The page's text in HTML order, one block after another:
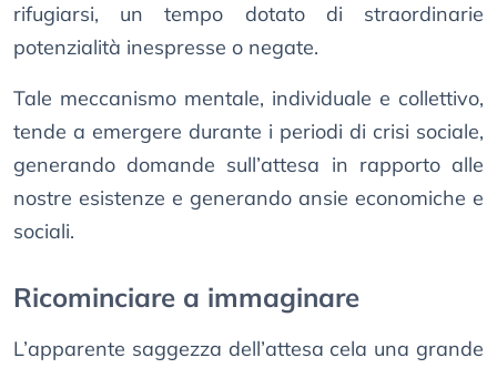
rifugiarsi, un tempo dotato di straordinarie
potenzialità inespresse o negate.
Tale meccanismo mentale, individuale e collettivo,
tende a emergere durante i periodi di crisi sociale,
generando domande sull’attesa in rapporto alle
nostre esistenze e generando ansie economiche e
sociali.
Ricominciare a immaginare
L’apparente saggezza dell’attesa cela una grande